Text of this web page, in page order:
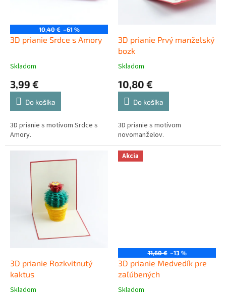
10,40 € –61 %
3D prianie Srdce s Amory
Skladom
3,99 €
Do košíka
3D prianie s motívom Srdce s
Amory.
3D prianie Prvý manželský
bozk
Skladom
10,80 €
Do košíka
3D prianie s motívom
novomanželov.
3D prianie Rozkvitnutý
kaktus
Skladom
Akcia
11,60 € –13 %
3D prianie Medvedík pre
zaľúbených
Skladom